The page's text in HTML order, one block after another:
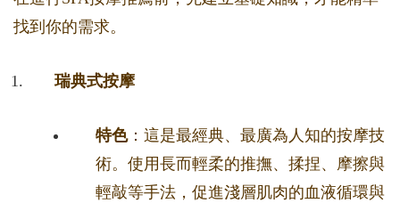
找到你的需求。
瑞典式按摩
特色：這是最經典、最廣為人知的按摩技
術。使用長而輕柔的推撫、揉捏、摩擦與
輕敲等手法，促進淺層肌肉的血液循環與